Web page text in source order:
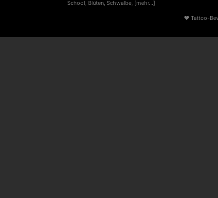
School, Blüten, Schwalbe, [mehr...]
♥ Tattoo-